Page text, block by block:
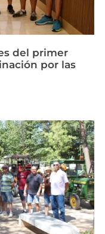
del primer
por las